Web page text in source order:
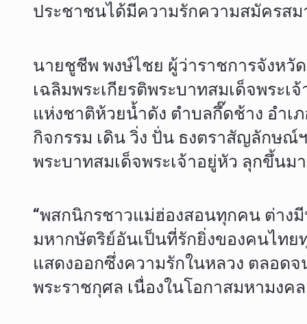
ประชาชนได้มีความรักความสมัครส
นายชูชีพ พงษ์ไชย ผู้ว่าราชการจังหวั
เฉลิมพระเกียรติพระบาทสมเด็จพระ
แห่งชาติห้วยน้ำดัง ตําบลกึ๊ดช้าง อํา
กิจกรรม เดิน วิ่ง ปั่น ธงตราสัญลักษณ์
พระบาทสมเด็จพระเจ้าอยู่หัว ลุกขึ้นม
“พสกนิกรชาวแม่ฮ่องสอนทุกคน ต่าง
มหากษัตริย์อันเป็นที่รักยิ่งของคนไท
แสดงออกซึ่งความรักในหลวง ตลอดจ
พระราชกุศล เนื่องในโอกาสมหามงค